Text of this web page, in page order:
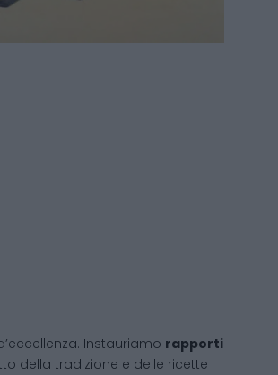
Instauriamo rapporti
della tradizione e delle ricette